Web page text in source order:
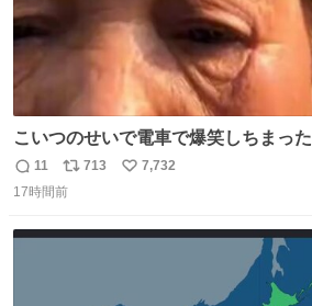
こいつのせいで電車で爆笑しちまった
返
信
11
リ
ポ
713
い
7,732
17時間前